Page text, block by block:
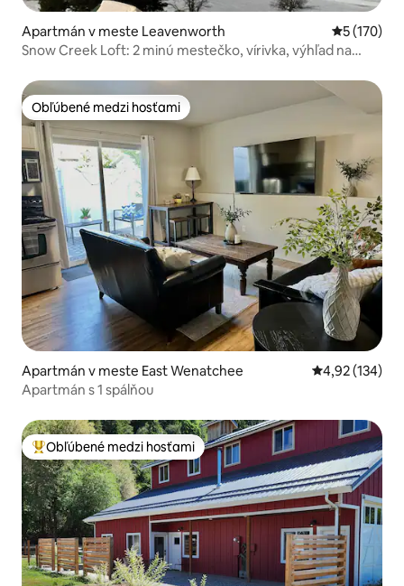
Apartmán v meste Leavenworth Priemerné
5 (170)
Snow Creek Loft: 2 minú mestečko, vírivka, výhľad na
Obľúbené medzi hosťami
Obľúbené medzi hosťami
Apartmán v meste East Wenatchee Priemerné
4,92 (134)
Apartmán s 1 spálňou
Najobľúbenejšie medzi hosťami
Obľúbené medzi hosťami